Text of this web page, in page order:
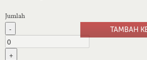
Jumlah
-
+